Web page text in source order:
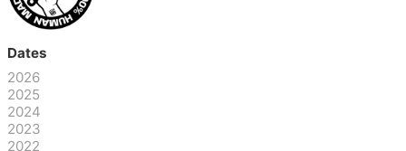
Dates
2026
2025
2024
2023
2022